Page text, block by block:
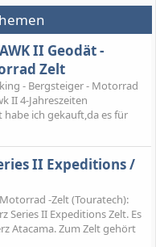
II Geodät -
Zelt
- Bergsteiger - Motorrad
II 4-Jahreszeiten
habe ich gekauft,da es für
II Expeditions /
-Zelt (Touratech):
Series II Expeditions Zelt. Es
Atacama. Zum Zelt gehört